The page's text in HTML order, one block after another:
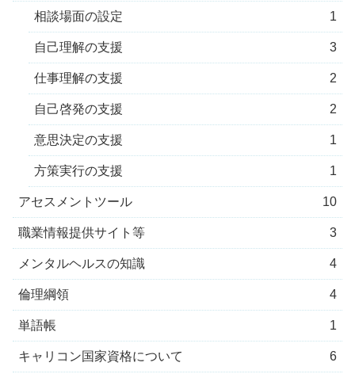
相談場面の設定 1
自己理解の支援 3
仕事理解の支援 2
自己啓発の支援 2
意思決定の支援 1
方策実行の支援 1
アセスメントツール 10
職業情報提供サイト等 3
メンタルヘルスの知識 4
倫理綱領 4
単語帳 1
キャリコン国家資格について 6